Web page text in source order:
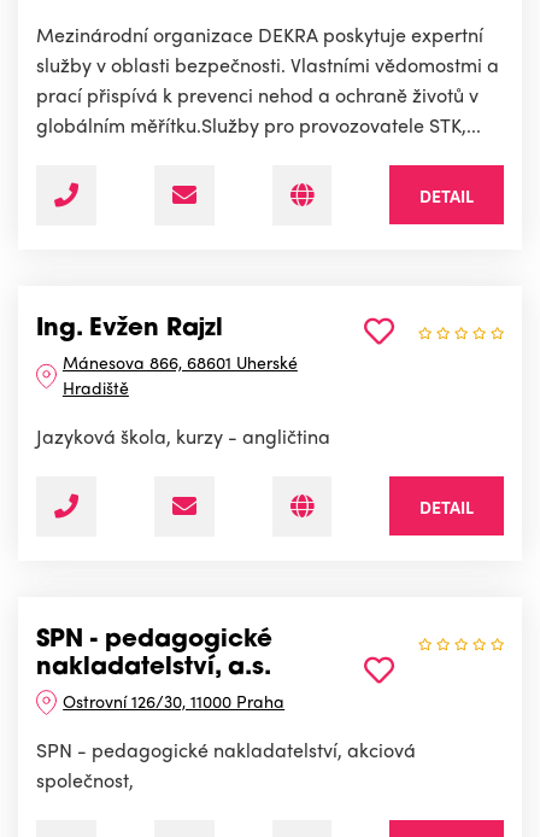
Mezinárodní organizace DEKRA poskytuje expertní
služby v oblasti bezpečnosti. Vlastními vědomostmi a
prací přispívá k prevenci nehod a ochraně životů v
globálním měřítku.Služby pro provozovatele STK,...
DETAIL
Ing. Evžen Rajzl
Mánesova 866, 68601 Uherské
Hradiště
Jazyková škola, kurzy - angličtina
DETAIL
SPN - pedagogické
nakladatelství, a.s.
Ostrovní 126/30, 11000 Praha
SPN - pedagogické nakladatelství, akciová
společnost,